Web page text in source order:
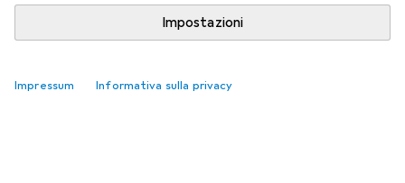
Impostazioni
Impressum Informativa sulla privacy